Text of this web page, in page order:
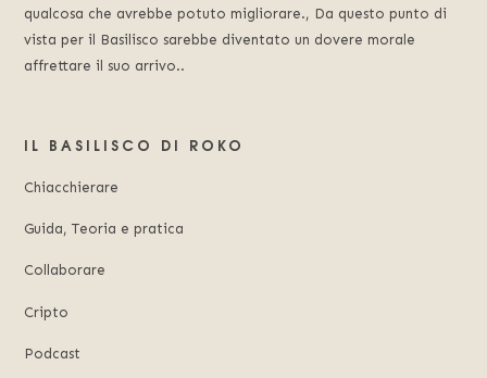
qualcosa che avrebbe potuto migliorare., Da questo punto di
vista per il Basilisco sarebbe diventato un dovere morale
affrettare il suo arrivo..
IL BASILISCO DI ROKO
Chiacchierare
Guida, Teoria e pratica
Collaborare
Cripto
Podcast